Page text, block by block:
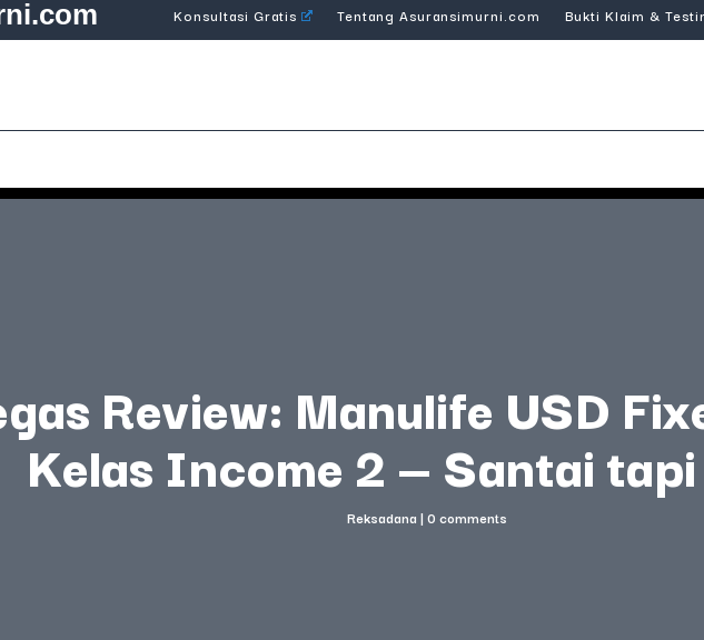
Konsultasi Gratis Tentang Asuransimurni.com Bukti Klaim &
Review: Manulife USD
Kelas Income 2 — Santai
Reksadana | 0 comments